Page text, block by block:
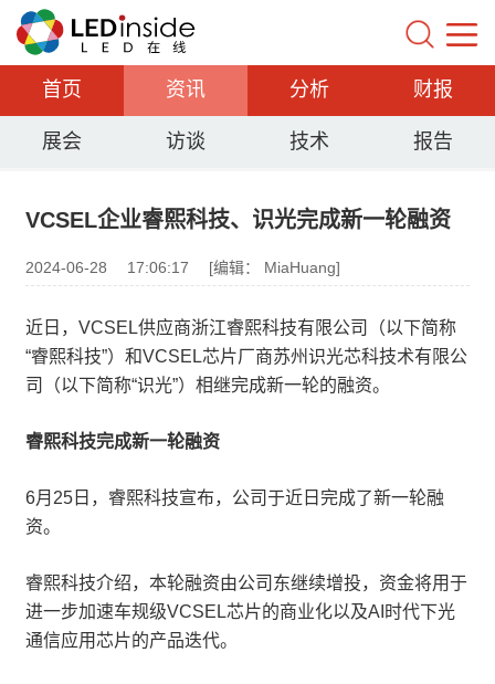
首页 资讯 分析 财报
展会 访谈 技术 报告
VCSEL企业睿熙科技、识光完成新一轮融资
2024-06-28 17:06:17 [编辑： MiaHuang]
近日，VCSEL供应商浙江睿熙科技有限公司（以下简称
“睿熙科技”）和VCSEL芯片厂商苏州识光芯科技术有限公
司（以下简称“识光”）相继完成新一轮的融资。
睿熙科技完成新一轮融资
6月25日，睿熙科技宣布，公司于近日完成了新一轮融
资。
睿熙科技介绍，本轮融资由公司东继续增投，资金将用于
进一步加速车规级VCSEL芯片的商业化以及AI时代下光
通信应用芯片的产品迭代。